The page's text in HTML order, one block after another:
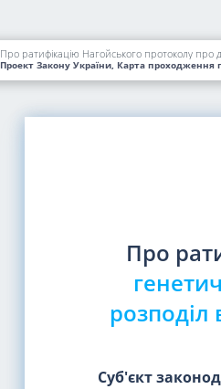
Про ратифікацію Нагойського протоколу про
Проект Закону України, Карта проходження
Про
розподіл
Суб'єкт